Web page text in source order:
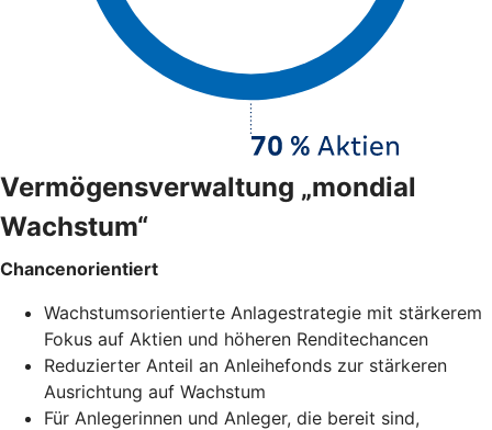
Vermögensverwaltung „mondial
Wachstum“
Chancenorientiert
Wachstumsorientierte Anlagestrategie mit stärkerem
Fokus auf Aktien und höheren Renditechancen
Reduzierter Anteil an Anleihefonds zur stärkeren
Ausrichtung auf Wachstum
Für Anlegerinnen und Anleger, die bereit sind,